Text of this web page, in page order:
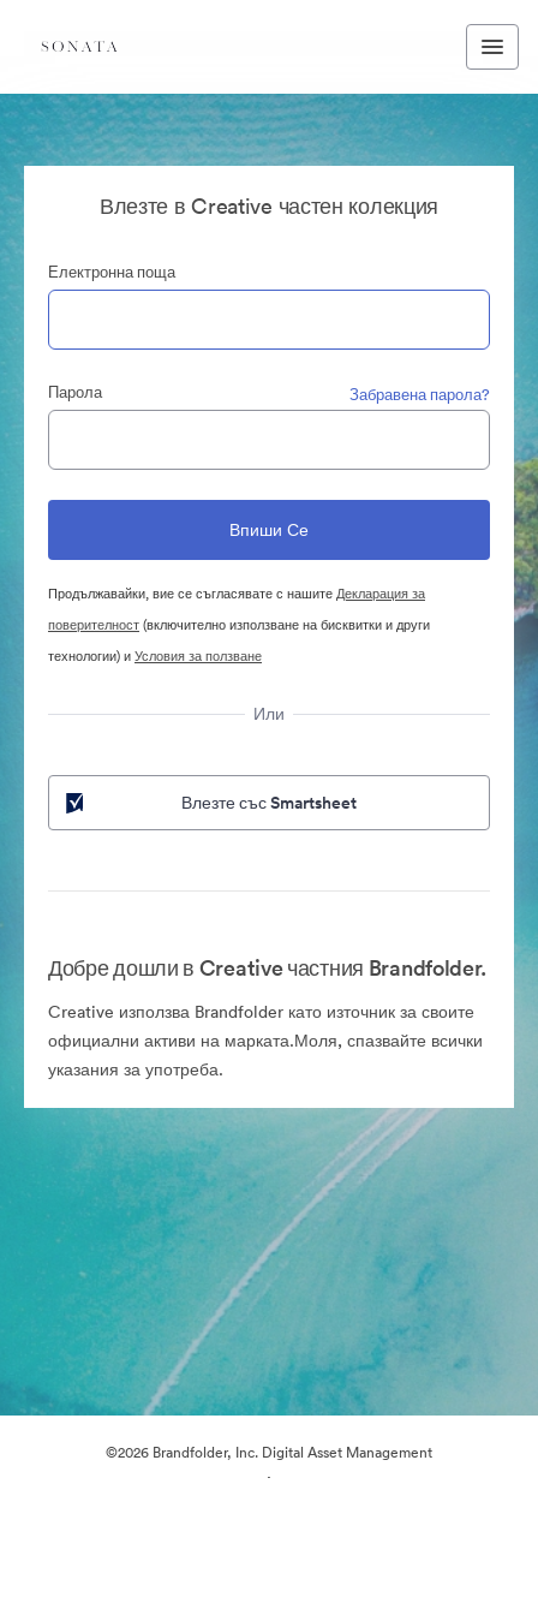
Влезте в Creative частен колекция
Електронна поща
Парола Забравена парола?
Продължавайки, вие се съгласявате с нашитеДекларация за
поверителност(включително използване на бисквитки и други
технологии) иУсловия за ползване
Или
Влезте със Smartsheet
Добре дошли в Creative частния Brandfolder.
Creative използва Brandfolder като източник за своите
официални активи на марката.Моля, спазвайте всички
указания за употреба.
©2026 Brandfolder, Inc. Digital Asset Management
·